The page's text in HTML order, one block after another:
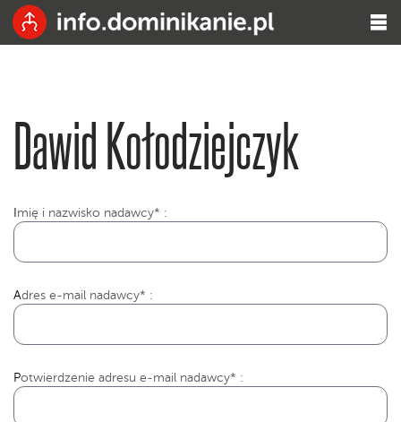
Dawid Kołodziejczyk
mię i nazwisko nadawcy* :
Adres e-mail nadawcy* :
Potwierdzenie adresu e-mail nadawcy* :